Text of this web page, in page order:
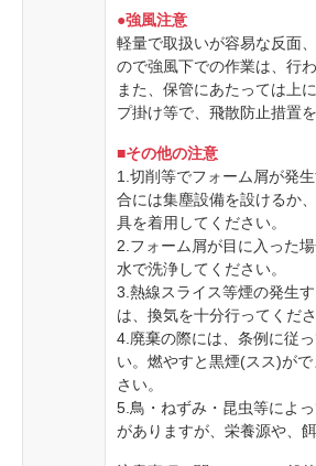
●強風注意
軽量で取扱いが容易な反面
ので強風下での作業は、行
また、保管にあたっては上
プ掛け等で、飛散防止措置
■その他の注意
1.切削等でフォーム屑が発
合には集塵設備を設けるか
具を着用してください。
2.フォーム屑が目に入った
水で洗浄してください。
3.熱線スライス等煙の発生
は、換気を十分行ってくださ
4.廃棄の際には、条例に従
い。燃やすと黒煙(スス)が
さい。
5.鳥・ねずみ・昆虫等によ
がありますが、栄養源や、